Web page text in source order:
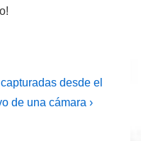
desde el
de una cámara ›